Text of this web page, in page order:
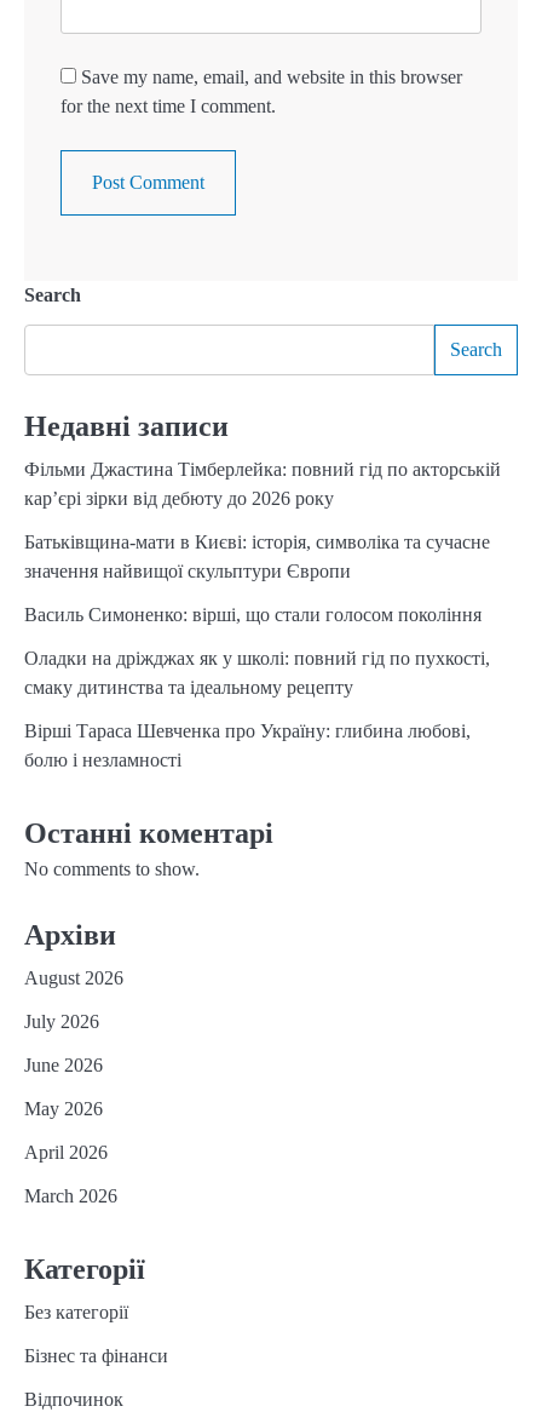
Save my name, email, and website in this browser
for the next time I comment.
Search
Search
Недавні записи
Фільми Джастина Тімберлейка: повний гід по акторській
кар’єрі зірки від дебюту до 2026 року
Батьківщина-мати в Києві: історія, символіка та сучасне
значення найвищої скульптури Європи
Василь Симоненко: вірші, що стали голосом покоління
Оладки на дріжджах як у школі: повний гід по пухкості,
смаку дитинства та ідеальному рецепту
Вірші Тараса Шевченка про Україну: глибина любові,
болю і незламності
Останні коментарі
No comments to show.
Архіви
August 2026
July 2026
June 2026
May 2026
April 2026
March 2026
Категорії
Без категорії
Бізнес та фінанси
Відпочинок